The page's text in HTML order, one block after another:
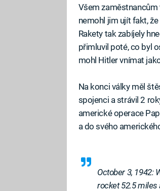
Všem zaměstnancům
nemohl jim ujít fakt,
Rakety tak zabíjely
přimluvil poté, co byl
mohl Hitler vnímat
Na konci války měl
spojenci a strávil 2
americké operace
a do svého
October 3, 1942:
rocket 52.5 miles